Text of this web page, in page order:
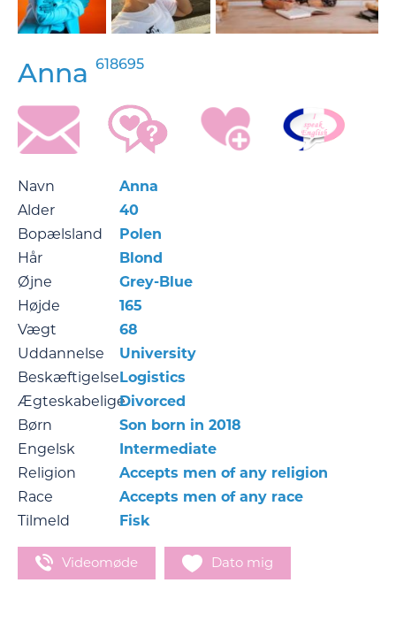
Anna 618695
Navn
Anna
Alder
40
Bopælsland
Polen
Hår
Blond
Øjne
Grey-Blue
Højde
165
Vægt
68
Uddannelse
University
BeskæftigelseLogistics
ÆgteskabeligeDivorced
Børn
Son born in 2018
Engelsk
Intermediate
Religion
Accepts men of any religion
Race
Accepts men of any race
Tilmeld
Fisk
Videomøde Dato mig